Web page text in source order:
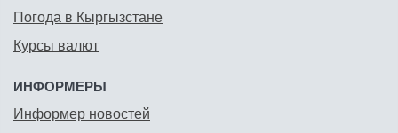
Погода в Кыргызстане
Курсы валют
ИНФОРМЕРЫ
Информер новостей